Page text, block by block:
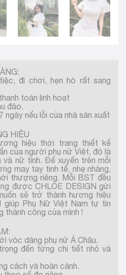
đi chơi, hẹn hò rất sang
toán linh hoạt
đáo.
ngày nếu lỗi của nhà sản xuất
HIỆU
hiệu thời trang thiết kế
của người phụ nữ Việt, đó là
và nữ tính. Để xuyến trên mỗi
may tay tinh tế, nhẹ nhàng,
thượng riêng. Mỗi BST đều
được CHLOE DESIGN gửi
sẽ trở thành hương hiệu
giúp Phụ Nữ Việt Nam tự tin
công của mình !
vóc dáng phụ nữ Á Châu.
đến từng chi tiết nhỏ và
cách và hoàn cảnh.